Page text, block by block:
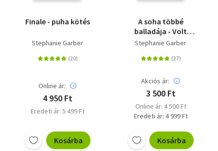
Finale - puha kötés
Stephanie Garber
Online ár:
4 950 Ft
Eredeti ár: 5 499 Ft
Kosárba
A soha többé
balladája - Volt
egyszer egy összetört
Stephanie Garber
Akciós ár:
3 500 Ft
Online ár: 4 500 Ft
Eredeti ár: 4 999 Ft
Kosárba